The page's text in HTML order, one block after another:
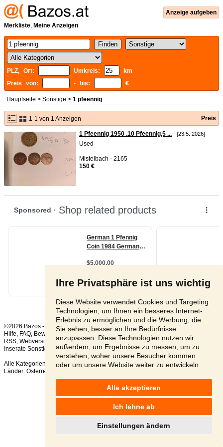
Ihre Privatsphäre ist uns wichtig
Diese Website verwendet Cookies und Targeting
Technologien, um Ihnen ein besseres Internet-
Erlebnis zu ermöglichen und die Werbung, die
Sie sehen, besser an Ihre Bedürfnisse
anzupassen. Diese Technologien nutzen wir
außerdem, um Ergebnisse zu messen, um zu
verstehen, woher unsere Besucher kommen
oder um unsere Website weiter zu entwickeln.
Alle akzeptieren
Ich lehne ab
Einstellungen ändern
Anzeige aufgeben
Merkliste, Meine Anzeigen
PLZ, Ort: Umkreis:
km
Preis von:
- bis: €
Hauptseite > Sonstige > 1 pfeennig
1-1 von 1 Anzeigen Preis
1 Pfeennig 1950 .10 Pfeennig,5 ... - [23.5. 2026]
Used
Mistelbach - 2165
150 €
©2026 Bazos -
Kleinanzeigen, Bazar
Hilfe, FAQ, Bewertung , Nutzungsbedingungen Datenschutzerklärung
RSS,
Inserate Sonstige gesamt:81, in 24 Stunden:2
Alle Kategorien
Beliebte Suchen
Länder: Österreich